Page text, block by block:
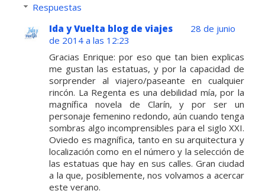
Respuestas
Ida y Vuelta blog de viajes
28 de junio
de 2014 a las 12:23
Gracias Enrique: por eso que tan bien explicas
me gustan las estatuas, y por la capacidad de
sorprender al viajero/paseante en cualquier
rincón. La Regenta es una debilidad mía, por la
magnífica novela de Clarín, y por ser un
personaje femenino redondo, aún cuando tenga
sombras algo incomprensibles para el siglo XXI.
Oviedo es magnífica, tanto en su arquitectura y
localización como en el número y la selección de
las estatuas que hay en sus calles. Gran ciudad
a la que, posiblemente, nos volvamos a acercar
este verano.